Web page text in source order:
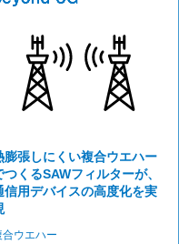
膨張しにくい複合ウエハー
つくるSAWフィルターが、
信用デバイスの高度化を実
合ウエハー